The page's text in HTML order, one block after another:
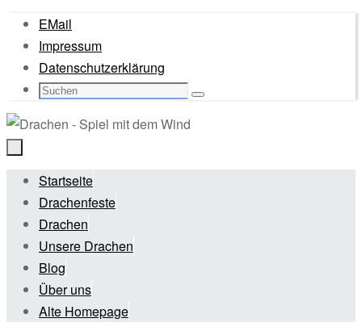
Zum
Inhalt
springen
EMail
Impressum
Datenschutzerklärung
Suche
Suchen
Zum
Inhalt
springen
Startseite
Drachenfeste
Drachen
Unsere Drachen
Blog
Über uns
Alte Homepage